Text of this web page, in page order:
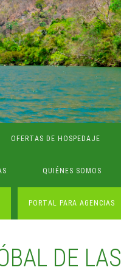
OFERTAS DE HOSPEDAJE
QUIÉNES SOMOS
PORTAL PARA AGENCIAS
DE LAS